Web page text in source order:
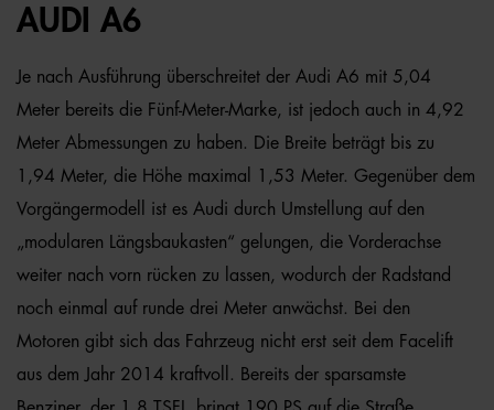
AUDI A6
Je nach Ausführung überschreitet der Audi A6 mit 5,04
Meter bereits die Fünf-Meter-Marke, ist jedoch auch in 4,92
Meter Abmessungen zu haben. Die Breite beträgt bis zu
1,94 Meter, die Höhe maximal 1,53 Meter. Gegenüber dem
Vorgängermodell ist es Audi durch Umstellung auf den
„modularen Längsbaukasten“ gelungen, die Vorderachse
weiter nach vorn rücken zu lassen, wodurch der Radstand
noch einmal auf runde drei Meter anwächst. Bei den
Motoren gibt sich das Fahrzeug nicht erst seit dem Facelift
aus dem Jahr 2014 kraftvoll. Bereits der sparsamste